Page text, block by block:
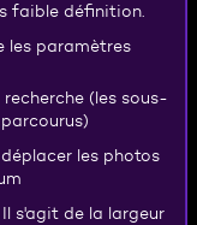
faible définition.
les paramètres
(les sous-
les photos
s'agit de la largeur